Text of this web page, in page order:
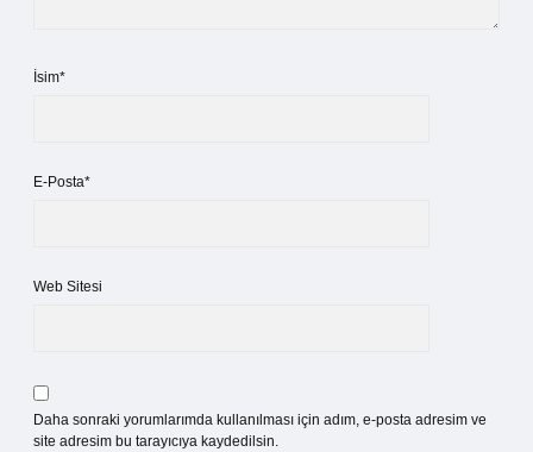
İsim*
E-Posta*
Web Sitesi
Daha sonraki yorumlarımda kullanılması için adım, e-posta adresim ve
site adresim bu tarayıcıya kaydedilsin.